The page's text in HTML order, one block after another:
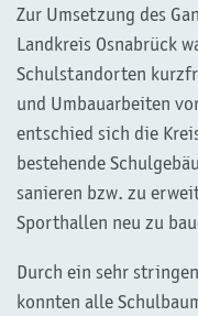
Zur Umsetzung des
Landkreis Osnabrück
Schulstandorten
und Umbauarbeiten
entschied sich die
bestehende
sanieren bzw. zu
Sporthallen neu zu
Durch ein sehr
konnten alle